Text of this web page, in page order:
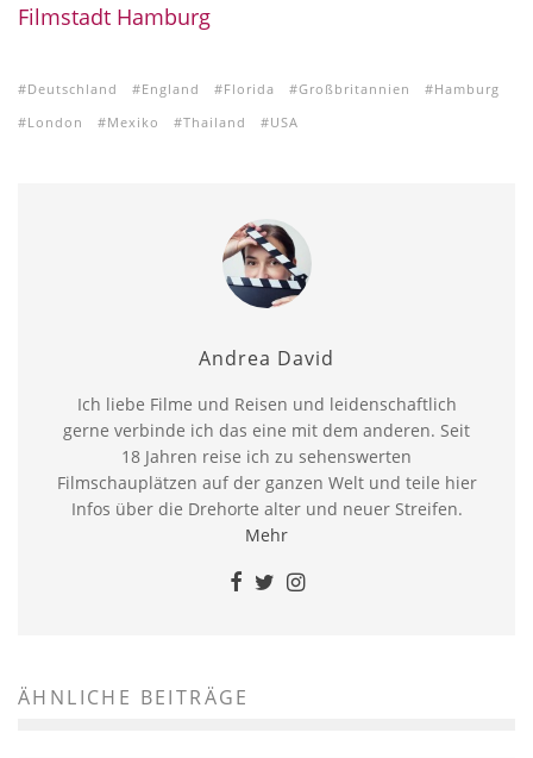
Filmstadt Hamburg
Deutschland England Florida Großbritannien
Hamburg
London
Mexiko Thailand USA
Andrea David
Ich liebe Filme und Reisen und leidenschaftlich
gerne verbinde ich das eine mit dem anderen. Seit
18 Jahren reise ich zu sehenswerten
Filmschauplätzen auf der ganzen Welt und teile hier
Infos über die Drehorte alter und neuer Streifen.
Mehr
ÄHNLICHE BEITRÄGE